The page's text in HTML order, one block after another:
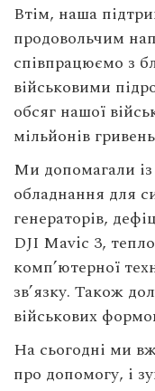
Втім, наша
продовольчим
співпрацюємо з
військовими
обсяг нашої
мільйонів
Ми допомагали із
обладнання для
генераторів,
DJI Mavic 3,
комп’ютерної
зв’язку. Також
військових
На сьогодні ми
про допомогу, і